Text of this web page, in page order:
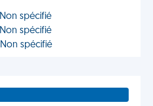
Non spécifié
Non spécifié
Non spécifié